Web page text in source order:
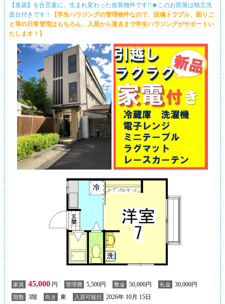
【進築】を合言葉に、生まれ変わった改装物件です!!★このお部屋は独立洗
面台付きです！
【学生ハウジングの管理物件なので、設備トラブル、困りご
と等の日常管理はもちろん、入居から退去まで学生ハウジングがサポートい
たします！】
家賃 45,000 円 管理費 5,500円 敷金 50,000円 礼金 30,000円
階数 3階 向き 東 入居可能日
2026年 10月 15日